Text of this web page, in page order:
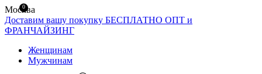
Москва
Доставим вашу покупку БЕСПЛАТНО ОПТ и
ФРАНЧАЙЗИНГ
Женщинам
Мужчинам
0